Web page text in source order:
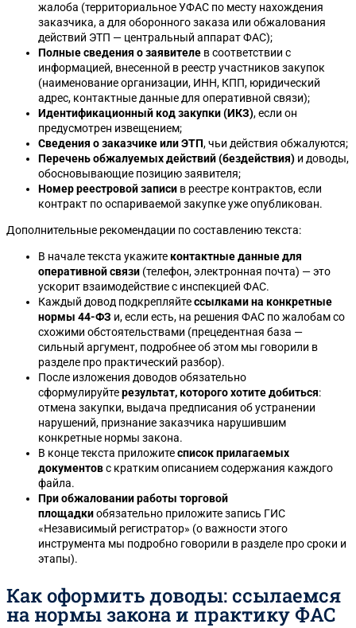
жалоба (территориальное УФАС по месту нахождения
заказчика, а для оборонного заказа или обжалования
действий ЭТП — центральный аппарат ФАС);
Полные сведения о заявителе в соответствии с
информацией, внесенной в реестр участников закупок
(наименование организации, ИНН, КПП, юридический
адрес, контактные данные для оперативной связи);
Идентификационный код закупки (ИКЗ), если он
предусмотрен извещением;
Сведения о заказчике или ЭТП, чьи действия обжалуются;
Перечень обжалуемых действий (бездействия) и доводы,
обосновывающие позицию заявителя;
Номер реестровой записи в реестре контрактов, если
контракт по оспариваемой закупке уже опубликован.
Дополнительные рекомендации по составлению текста:
В начале текста укажитеконтактные данные для
оперативной связи (телефон, электронная почта) — это
ускорит взаимодействие с инспекцией ФАС.
Каждый довод подкрепляйтессылками на конкретные
нормы 44-ФЗ и, если есть, на решения ФАС по жалобам со
схожими обстоятельствами (прецедентная база —
сильный аргумент, подробнее об этом мы говорили в
разделе про практический разбор).
После изложения доводов обязательно
сформулируйтерезультат, которого хотите добиться:
отмена закупки, выдача предписания об устранении
нарушений, признание заказчика нарушившим
конкретные нормы закона.
В конце текста приложитесписок прилагаемых
документовс кратким описанием содержания каждого
файла.
При обжаловании работы торговой
площадкиобязательно приложите запись ГИС
«Независимый регистратор» (о важности этого
инструмента мы подробно говорили в разделе про сроки и
этапы).
Как оформить доводы: ссылаемся
на нормы закона и практику ФАС